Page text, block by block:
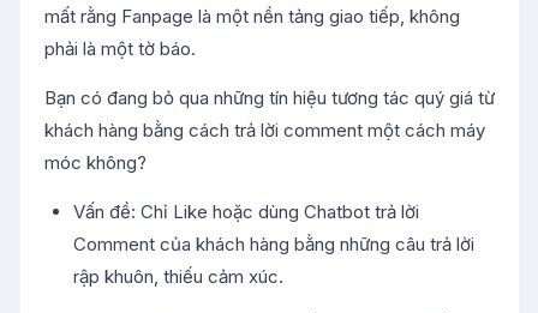
mất rằng Fanpage là một nền tảng giao tiếp, không
phải là một tờ báo.
Bạn có đang bỏ qua những tín hiệu tương tác quý giá từ
khách hàng bằng cách trả lời comment một cách máy
móc không?
Vấn đề: Chỉ Like hoặc dùng Chatbot trả lời
Comment của khách hàng bằng những câu trả lời
rập khuôn, thiếu cảm xúc.